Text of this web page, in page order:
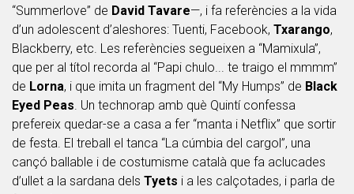
“Summerlove” de David Tavare—, i fa referències a la vida
d’un adolescent d’aleshores: Tuenti, Facebook, Txarango,
Blackberry, etc. Les referències segueixen a “Mamixula”,
que per al títol recorda al “Papi chulo... te traigo el mmmm”
de Lorna, i que imita un fragment del “My Humps” de Black
Eyed Peas. Un technorap amb què Quintí confessa
prefereix quedar-se a casa a fer “manta i Netflix” que sortir
de festa. El treball el tanca “La cúmbia del cargol”, una
cançó ballable i de costumisme català que fa aclucades
d’ullet a la sardana dels Tyets i a les calçotades, i parla de